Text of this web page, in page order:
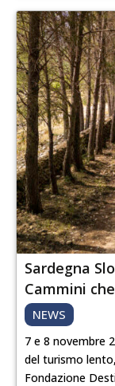
Sardegna
Cammini
NEWS
7 e 8 novembre
del turismo
Fondazione